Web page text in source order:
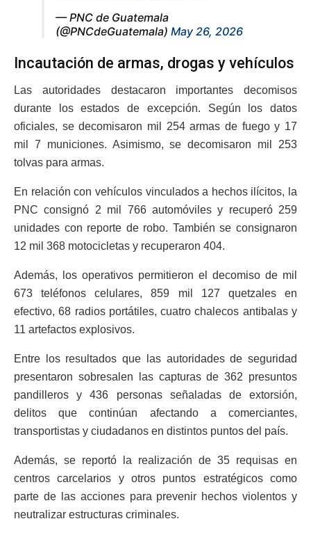
— PNC de Guatemala
(@PNCdeGuatemala) May 26, 2026
Incautación de armas, drogas y vehículos
Las autoridades destacaron importantes decomisos
durante los estados de excepción. Según los datos
oficiales, se decomisaron mil 254 armas de fuego y 17
mil 7 municiones. Asimismo, se decomisaron mil 253
tolvas para armas.
En relación con vehículos vinculados a hechos ilícitos, la
PNC consignó 2 mil 766 automóviles y recuperó 259
unidades con reporte de robo. También se consignaron
12 mil 368 motocicletas y recuperaron 404.
Además, los operativos permitieron el decomiso de mil
673 teléfonos celulares, 859 mil 127 quetzales en
efectivo, 68 radios portátiles, cuatro chalecos antibalas y
11 artefactos explosivos.
Entre los resultados que las autoridades de seguridad
presentaron sobresalen las capturas de 362 presuntos
pandilleros y 436 personas señaladas de extorsión,
delitos que continúan afectando a comerciantes,
transportistas y ciudadanos en distintos puntos del país.
Además, se reportó la realización de 35 requisas en
centros carcelarios y otros puntos estratégicos como
parte de las acciones para prevenir hechos violentos y
neutralizar estructuras criminales.